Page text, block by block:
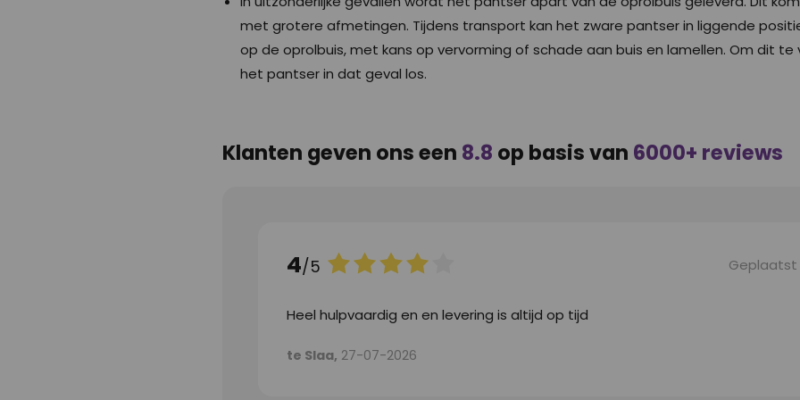
met grotere afmetingen. Tijdens transport kan het zware pantser in liggende
op de oprolbuis, met kans op vervorming of schade aan buis en lamellen. Om dit te
het pantser in dat geval los.
Klanten geven ons een 8.8 op basis van 6000+ reviews
4/5 Geplaatst
Heel hulpvaardig en en levering is altijd op tijd
te Slaa, 27-07-2026